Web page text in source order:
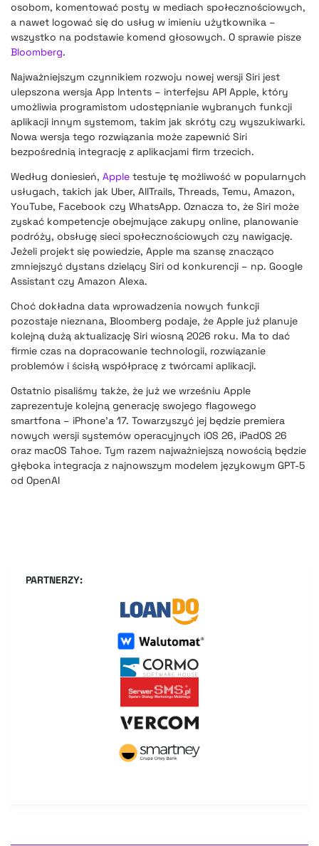
osobom, komentować posty w mediach społecznościowych,
a nawet logować się do usług w imieniu użytkownika –
wszystko na podstawie komend głosowych. O sprawie pisze
Bloomberg.
Najważniejszym czynnikiem rozwoju nowej wersji Siri jest
ulepszona wersja App Intents – interfejsu API Apple, który
umożliwia programistom udostępnianie wybranych funkcji
aplikacji innym systemom, takim jak skróty czy wyszukiwarki.
Nowa wersja tego rozwiązania może zapewnić Siri
bezpośrednią integrację z aplikacjami firm trzecich.
Według doniesień, Apple testuje tę możliwość w popularnych
usługach, takich jak Uber, AllTrails, Threads, Temu, Amazon,
YouTube, Facebook czy WhatsApp. Oznacza to, że Siri może
zyskać kompetencje obejmujące zakupy online, planowanie
podróży, obsługę sieci społecznościowych czy nawigację.
Jeżeli projekt się powiedzie, Apple ma szansę znacząco
zmniejszyć dystans dzielący Siri od konkurencji – np. Google
Assistant czy Amazon Alexa.
Choć dokładna data wprowadzenia nowych funkcji
pozostaje nieznana, Bloomberg podaje, że Apple już planuje
kolejną dużą aktualizację Siri wiosną 2026 roku. Ma to dać
firmie czas na dopracowanie technologii, rozwiązanie
problemów i ścisłą współpracę z twórcami aplikacji.
Ostatnio pisaliśmy także, że już we wrześniu Apple
zaprezentuje kolejną generację swojego flagowego
smartfona – iPhone’a 17. Towarzyszyć jej będzie premiera
nowych wersji systemów operacyjnych iOS 26, iPadOS 26
oraz macOS Tahoe. Tym razem najważniejszą nowością będzie
głęboka integracja z najnowszym modelem językowym GPT-5
od OpenAI
PARTNERZY: